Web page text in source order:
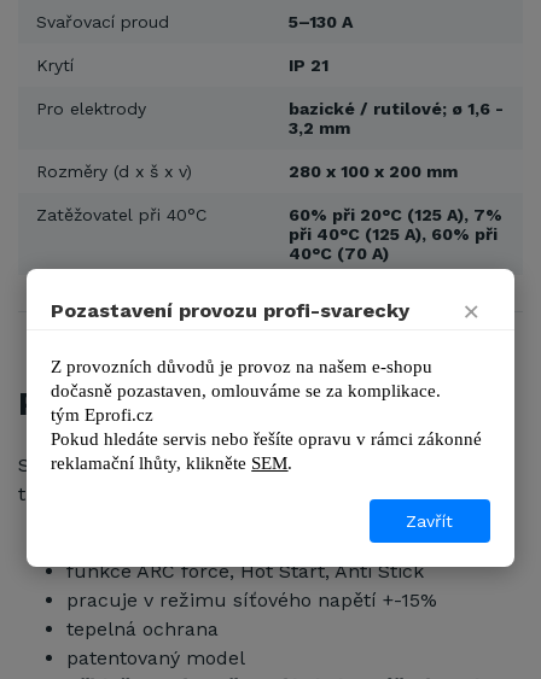
Svařovací proud 5–130 A
Krytí IP 21
Pro elektrody
bazické / rutilové; ø 1,6 -
3,2 mm
Rozměry (d x š x v) 280 x 100 x 200 mm
Zatěžovatel při 40°C
60% při 20°C (125 A), 7%
při 40°C (125 A), 60% při
40°C (70 A)
POPIS
Svářecí invertor MMA DC ke svařování materiálu do
tloušťky 8 mm.
pro bazické i rutilové elektrody ø 1,6 - 3,2 mm
funkce ARC force, Hot Start, Anti Stick
pracuje v režimu síťového napětí +-15%
tepelná ochrana
patentovaný model
Pozastavení provozu profi-svarecky ×
Z provozních důvodů je provoz na našem e-shopu
dočasně pozastaven, omlouváme se za komplikace.
tým Eprofi.cz
Pokud hledáte servis nebo řešíte opravu v rámci zákonné
reklamační lhůty, klikněte SEM.
Zavřít